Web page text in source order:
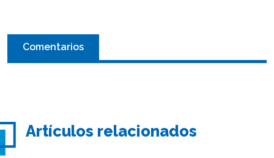
Comentarios
Artículos relacionados